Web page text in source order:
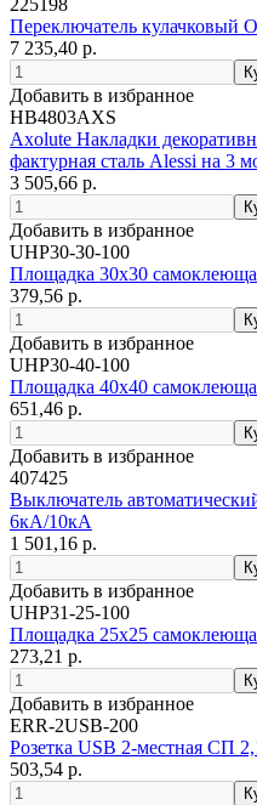
225198
Переключатель кулачковый
7 235,40 р.
Добавить в избранное
HB4803AXS
Axolute Накладки
фактурная сталь Alessi на 3
3 505,66 р.
Добавить в избранное
UHP30-30-100
Площадка 30х30
379,56 р.
Добавить в избранное
UHP30-40-100
Площадка 40х40
651,46 р.
Добавить в избранное
407425
Выключатель
6кА/10кА
1 501,16 р.
Добавить в избранное
UHP31-25-100
Площадка 25х25
273,21 р.
Добавить в избранное
ERR-2USB-200
Розетка USB 2-местная СП
503,54 р.